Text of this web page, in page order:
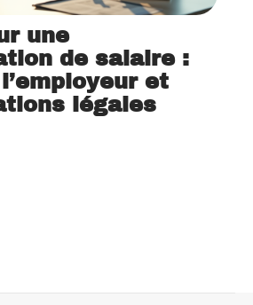
une
de salaire :
et
légales